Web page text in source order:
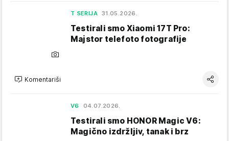
T SERIJA 31.05.2026.
Testirali smo Xiaomi 17T Pro:
Majstor telefoto fotografije
Komentariši
V6 04.07.2026.
Testirali smo HONOR Magic V6:
Magično izdržljiv, tanak i brz